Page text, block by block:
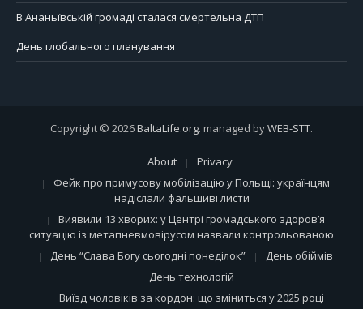
В Ананьївській громаді сталася смертельна ДТП
День глобального планування
Copyright © 2026BaltaLife.org. managed byWEB-STT.
About
Privacy
Фейк про примусову мобілізацію у Польщі: українцям
надіслали фальшиві листи
Виявили 13 хворих: у Центрі громадського здоров’я
ситуацію із метапневмовірусом назвали контрольованою
День “Слава Богу сьогодні понеділок”
День обіймів
День технологій
Виїзд чоловіків за кордон: що зміниться у 2025 році